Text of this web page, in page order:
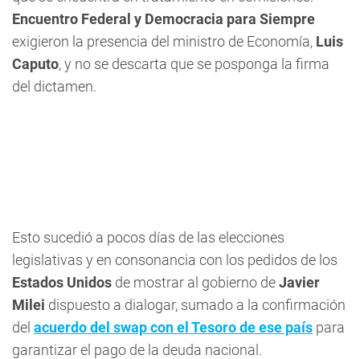
Encuentro Federal y Democracia para Siempre
exigieron la presencia del ministro de Economía, Luis
Caputo, y no se descarta que se posponga la firma
del dictamen.
Esto sucedió a pocos días de las elecciones
legislativas y en consonancia con los pedidos de los
Estados Unidos de mostrar al gobierno deJavier
Milei dispuesto a dialogar, sumado a la confirmación
del acuerdo del swap con el Tesoro de ese país para
garantizar el pago de la deuda nacional.